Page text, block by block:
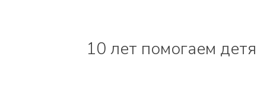
10 лет помогаем